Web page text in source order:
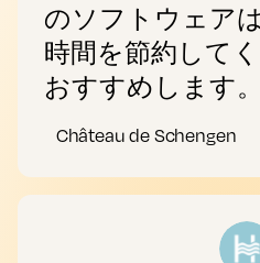
のソフトウェア
時間を節約して
おすすめします。
Château de Schengen